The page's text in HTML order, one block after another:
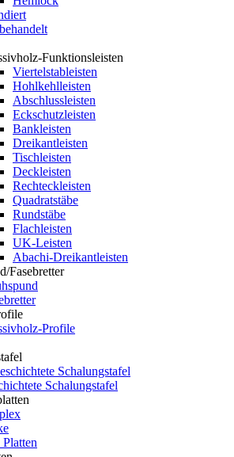
Funktionsleisten
Viertelstableisten
Hohlkehlleisten
Abschlussleisten
Eckschutzleisten
Bankleisten
Dreikantleisten
Tischleisten
Deckleisten
Rechteckleisten
Quadratstäbe
Rundstäbe
Flachleisten
UK-Leisten
Abachi-Dreikantleisten
Fasebretter
Profile
Schalungstafel
Schalungstafel
Platten